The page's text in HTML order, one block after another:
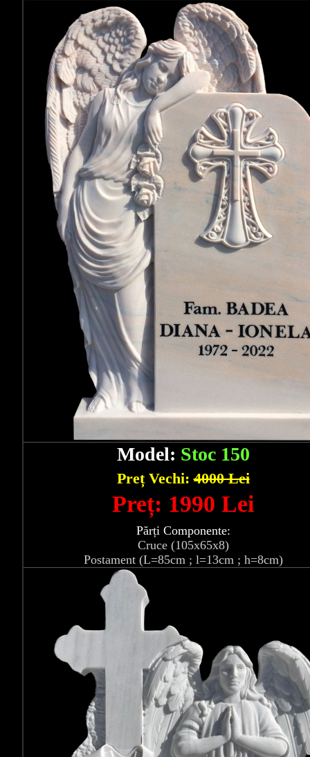
Model: Stoc 150
Preț Vechi:4000 Lei
Preț: 1990 Lei
Părți Componente:
Cruce (105x65x8)
Postament (L=85cm ; l=13cm ; h=8cm)